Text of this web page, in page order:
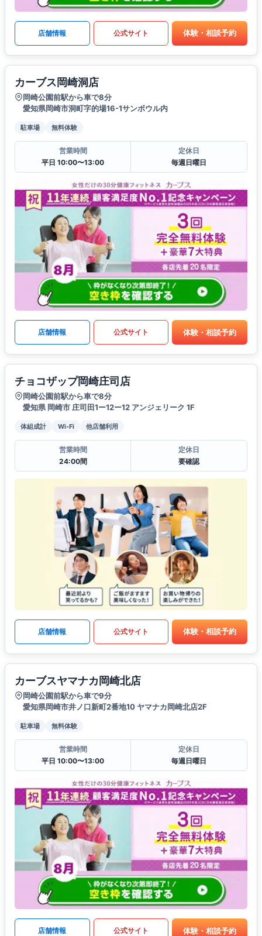
店舗情報 公式サイト 体験・相談予約
カーブス岡崎洞店
岡崎公園前駅から車で8分
愛知県岡崎市洞町字的場16-1サンボウル内
駐車場 無料体験
営業時間
平日 10:00〜13:00
定休日
毎週日曜日
店舗情報 公式サイト 体験・相談予約
チョコザップ岡崎庄司店
岡崎公園前駅から車で8分
愛知県 岡崎市 庄司田1ー12ー12 アンジェリーク 1F
体組成計 Wi-Fi 他店舗利用
営業時間
24:00間
定休日
要確認
店舗情報 公式サイト 体験・相談予約
カーブスヤマナカ岡崎北店
岡崎公園前駅から車で9分
愛知県岡崎市井ノ口新町2番地10 ヤマナカ岡崎北店2F
駐車場 無料体験
営業時間
平日 10:00〜13:00
定休日
毎週日曜日
店舗情報 公式サイト 体験・相談予約